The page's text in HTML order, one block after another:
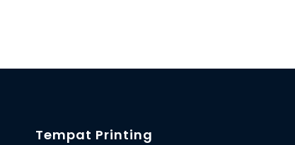
Tempat Printing